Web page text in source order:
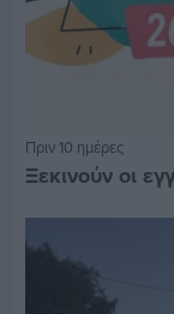
Πριν 10 ημέρες
Ξεκινούν οι